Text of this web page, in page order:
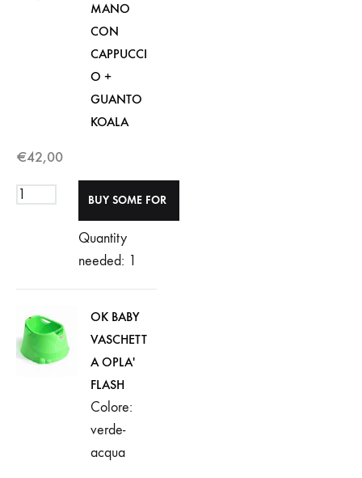
MANO
CON
CAPPUCCI
O +
GUANTO
KOALA
€42,00
Quantity
needed: 1
OK BABY
VASCHETT
A OPLA'
FLASH
Colore:
verde-
acqua